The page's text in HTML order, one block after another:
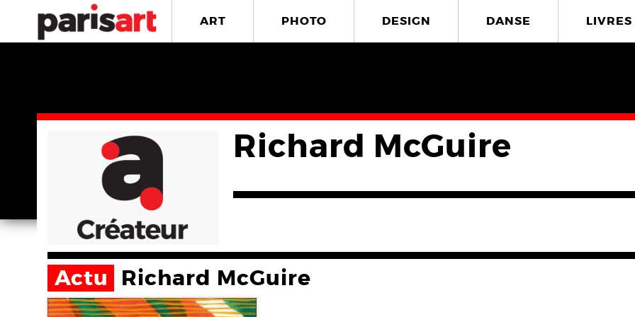
ART PHOTO DESIGN DANSE LIVRES
Richard McGuire
Actu Richard McGuire